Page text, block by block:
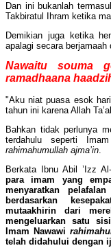
Dan ini bukanlah
Takbiratul Ihram ketika
Demikian juga ketika
apalagi secara berjamaah
Nawaitu souma
ramadhaana
"Aku niat puasa esok
tahun ini karena Allah
Bahkan tidak perlunya
terdahulu seperti
rahimahumullah ajma’in.
Berkata Ibnu Abil ’Izz
para imam yang
menyaratkan
berdasarkan
mutaakhirin dari
mengeluarkan satu
Imam Nawawi
telah didahului dengan